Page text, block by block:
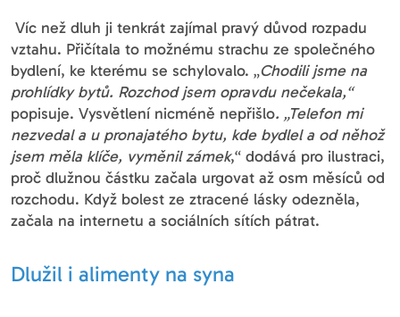
Víc než dluh ji tenkrát zajímal pravý důvod rozpadu
vztahu. Přičítala to možnému strachu ze společného
bydlení, ke kterému se schylovalo. „Chodili jsme na
prohlídky bytů. Rozchod jsem opravdu nečekala,“
popisuje. Vysvětlení nicméně nepřišlo. „Telefon mi
nezvedal a u pronajatého bytu, kde bydlel a od něhož
jsem měla klíče, vyměnil zámek,“ dodává pro ilustraci,
proč dlužnou částku začala urgovat až osm měsíců od
rozchodu. Když bolest ze ztracené lásky odezněla,
začala na internetu a sociálních sítích pátrat.
Dlužil i alimenty na syna